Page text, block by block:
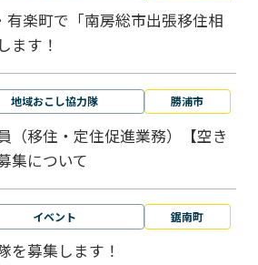
有楽町で「南房総市出張移住相
ます！
地域おこし協力隊 勝浦市
（移住・定住促進業務）【空き
集について
イベント 鋸南町
を募集します！